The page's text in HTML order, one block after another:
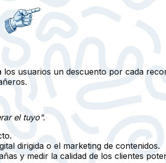
usuarios un descuento por cada
el tuyo".
dirigida o el marketing de contenidos.
y medir la calidad de los clientes